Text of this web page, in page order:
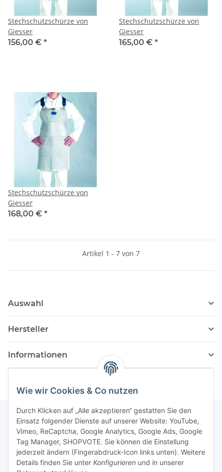
Wie wir Cookies & Co nutzen
Durch Klicken auf „Alle akzeptieren“ gestatten Sie den
Einsatz folgender Dienste auf unserer Website: YouTube,
Vimeo, ReCaptcha, Google Analytics, Google Ads, Google
Tag Manager, SHOPVOTE. Sie können die Einstellung
jederzeit ändern (Fingerabdruck-Icon links unten). Weitere
Details finden Sie unter Konfigurieren und in unserer
Stechschutzschürze von
Giesser
156,00 € *
Stechschutzschürze von
Giesser
165,00 € *
Stechschutzschürze von
Giesser
168,00 € *
Artikel 1 - 7 von 7
Auswahl
Hersteller
Informationen
Newsletter Abonnieren
Bitte senden Sie mir entsprechend Ihrer
Datenschutzerklärung
regelmäßig und jederzeit widerruflich